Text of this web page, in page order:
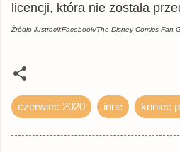
licencji, która nie została
Źródło ilustracji:Facebook/The Disney Comics Fan
czerwiec 2020 inne koniec